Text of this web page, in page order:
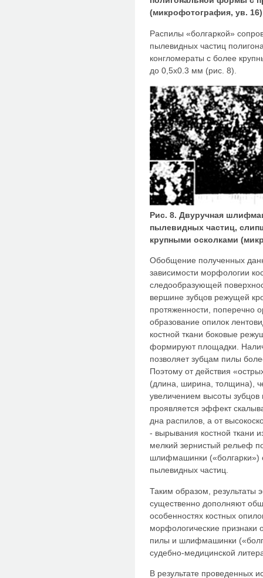
(микрофотография, ув.
Распилы «болгаркой»
пылевидных частиц
конгломераты с более
до 0,5x0.3 мм (рис. 8).
Рис. 8. Двуручная
пылевидных частиц,
крупными осколками
Обобщение полученных
зависимости морфологии
следообразующей
вершине зубцов режущей
протяженности, поперечно
образование опилок
костной ткани боковые
формируют площадки.
позволяет зубцам пилы
Поэтому от действия
(длина, ширина, толщина),
увеличением высоты
проявляется эффект
дна распилов, а от
- вырывания костной ткани
мелкий зернистый рельеф
шлифмашинки («болгарки»)
пылевидных частиц.
Таким образом, результаты
существенно дополняют
особенностях костных
морфологические признаки
пилы и шлифмашинки
судебно-медицинской
В результате проведенных